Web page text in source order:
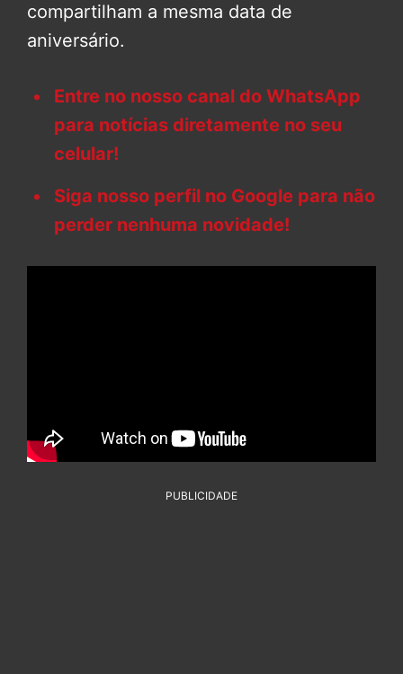
compartilham a mesma data de
aniversário.
Entre no nosso canal do WhatsApp
para notícias diretamente no seu
celular!
Siga nosso perfil no Google para não
perder nenhuma novidade!
PUBLICIDADE